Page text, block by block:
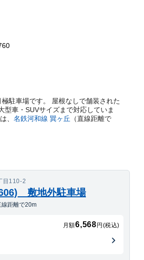
駐車場です。 屋根なしで舗装された
車・SUVサイズまで対応していま
、 名鉄河和線 巽ヶ丘 （直線距離で
目110-2
敷地外駐車場
線距離で20m
月額6,568 円(税込)